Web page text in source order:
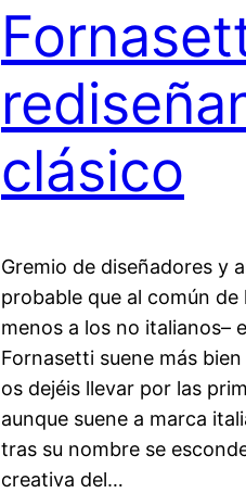
clásico
Gremio de diseñadores y
probable que al común de
menos a los no italianos–
Fornasetti suene más
os dejéis llevar por las
aunque suene a marca
tras su nombre se
creativa del…